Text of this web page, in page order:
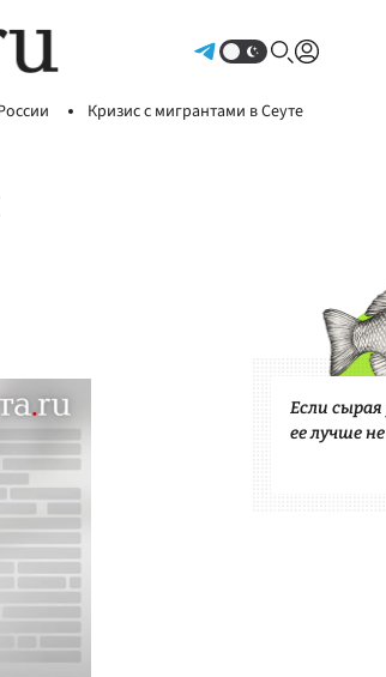
Кризис с мигрантами в Сеуте
Если
ее лучше